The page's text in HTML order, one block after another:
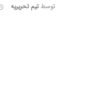
توسطتیم تحریریه